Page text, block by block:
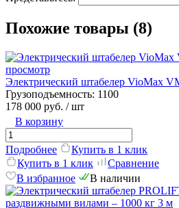
Похожие товары (8)
просмотр
Электрический штабелер VioMax
Грузоподъемность: 1100
178 000 руб. / шт
В корзину
Подробнее
Купить в 1 клик
Купить в 1 клик
Сравнение
В избранное
В наличии